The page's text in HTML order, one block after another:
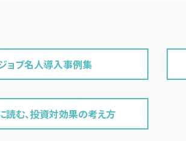
ョブ名人導入事例集
読む、投資対効果の考え方